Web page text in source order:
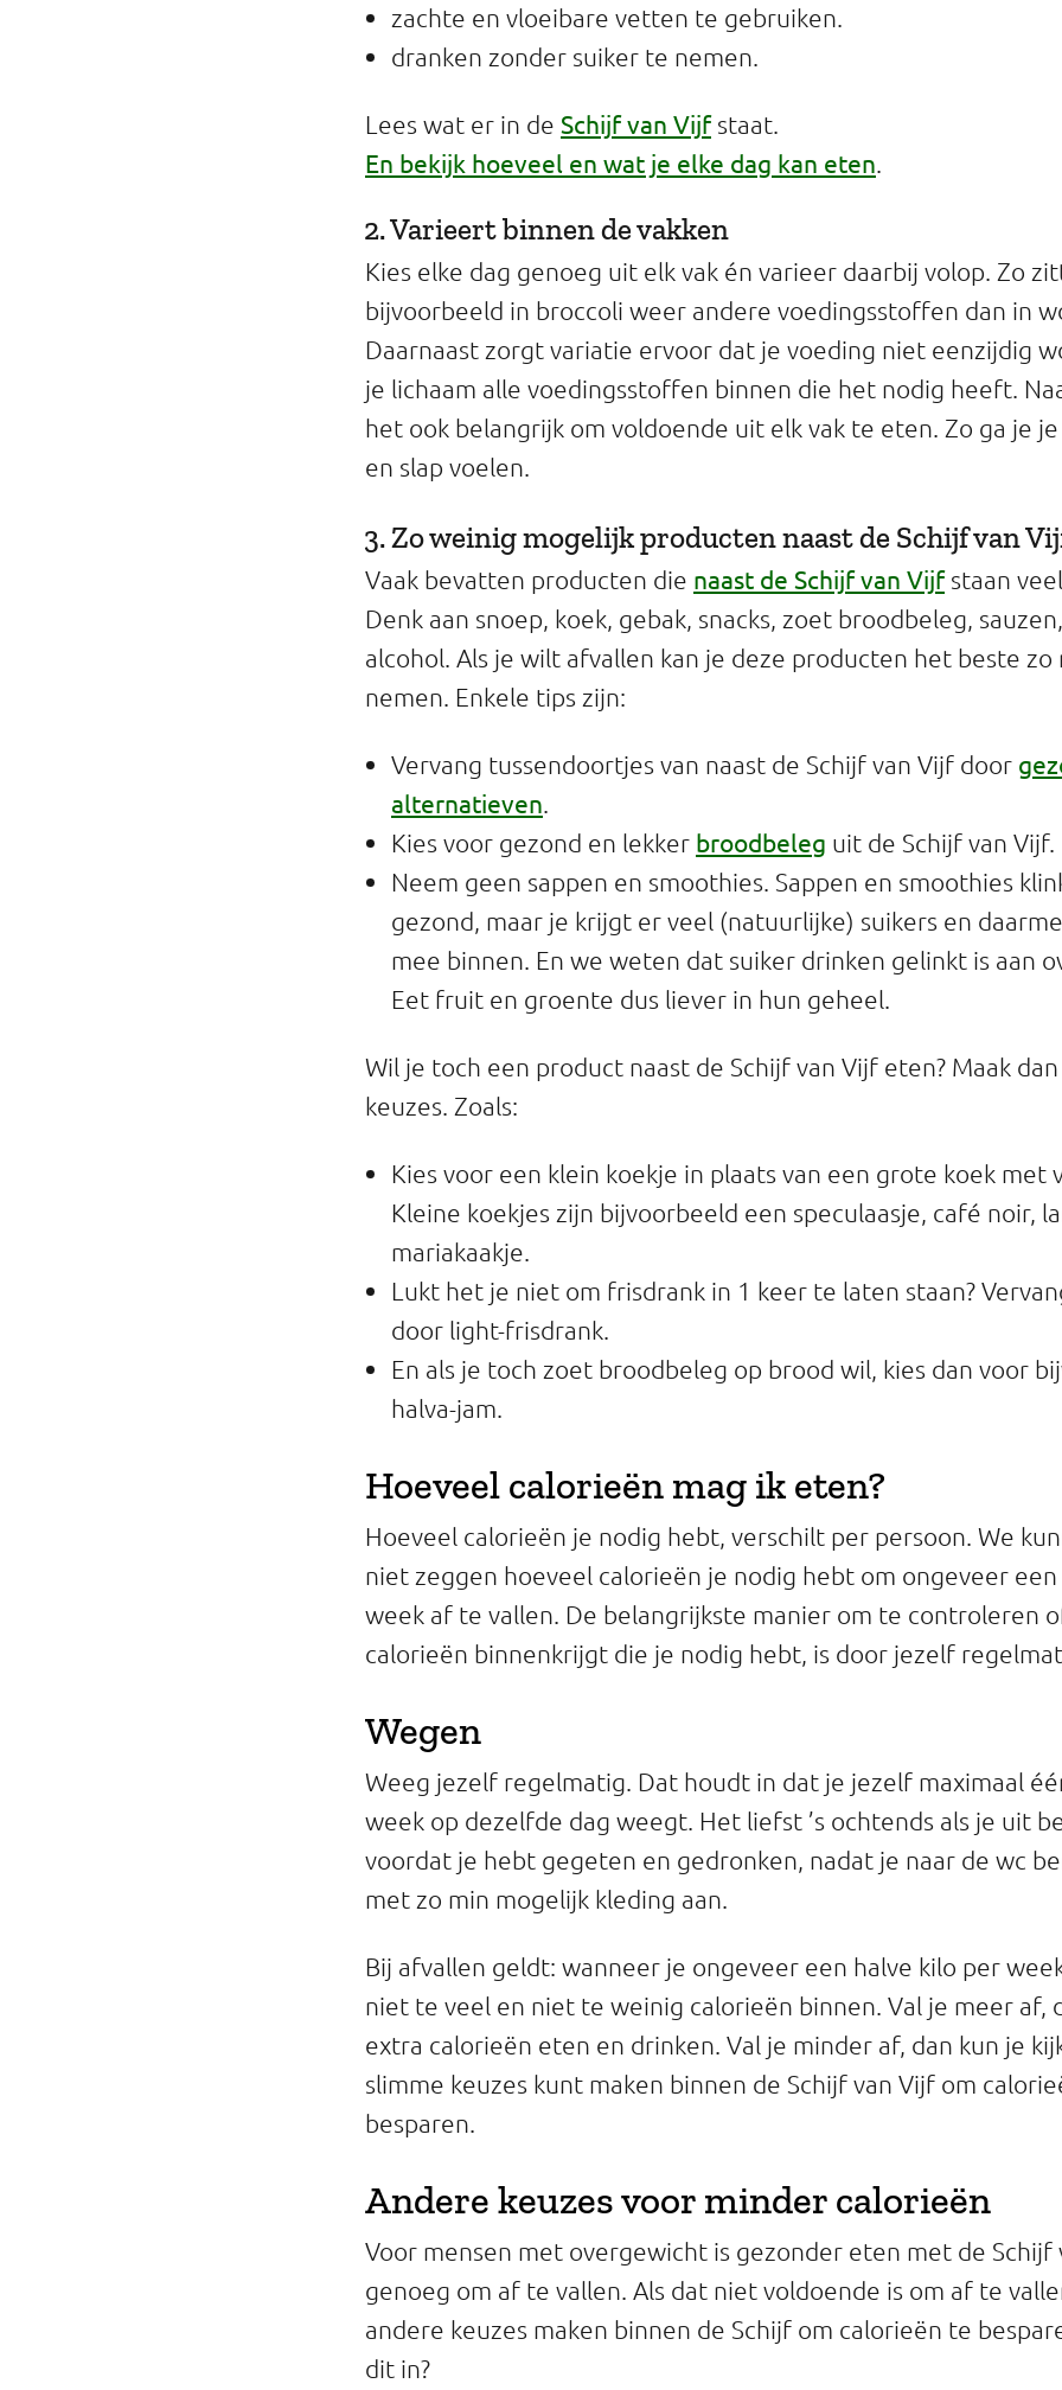
zachte en vloeibare vetten te gebruiken.
dranken zonder suiker te nemen.
Lees wat er in de Schijf van Vijfstaat.
En bekijk hoeveel en wat je elke dag kan eten
2. Varieert binnen de vakken
Kies elke dag genoeg uit elk vak én varieer daarbij volop. Zo
bijvoorbeeld in broccoli weer andere voedingsstoffen dan in
Daarnaast zorgt variatie ervoor dat je voeding niet eenzijdig
je lichaam alle voedingsstoffen binnen die het nodig heeft.
het ook belangrijk om voldoende uit elk vak te eten. Zo ga je
en slap voelen.
3. Zo weinig mogelijk producten naast de Schijf van
Vaak bevatten producten die naast de Schijf van Vijfstaan
Denk aan snoep, koek, gebak, snacks, zoet broodbeleg,
alcohol. Als je wilt afvallen kan je deze producten het beste zo
nemen. Enkele tips zijn:
Vervang tussendoortjes van naast de Schijf van Vijf door
alternatieven
Kies voor gezond en lekker broodbeleg uit de Schijf van Vijf.
Neem geen sappen en smoothies. Sappen en smoothies
gezond, maar je krijgt er veel (natuurlijke) suikers en
mee binnen. En we weten dat suiker drinken gelinkt is aan
Eet fruit en groente dus liever in hun geheel.
Wil je toch een product naast de Schijf van Vijf eten? Maak
keuzes. Zoals:
Kies voor een klein koekje in plaats van een grote koek met
Kleine koekjes zijn bijvoorbeeld een speculaasje, café noir,
mariakaakje.
Lukt het je niet om frisdrank in 1 keer te laten staan?
door light-frisdrank.
En als je toch zoet broodbeleg op brood wil, kies dan voor
halva-jam.
Hoeveel calorieën mag ik eten?
Hoeveel calorieën je nodig hebt, verschilt per persoon. We
niet zeggen hoeveel calorieën je nodig hebt om ongeveer
week af te vallen. De belangrijkste manier om te controleren
calorieën binnenkrijgt die je nodig hebt, is door jezelf
Wegen
Weeg jezelf regelmatig. Dat houdt in dat je jezelf maximaal
week op dezelfde dag weegt. Het liefst ’s ochtends als je uit
voordat je hebt gegeten en gedronken, nadat je naar de wc
met zo min mogelijk kleding aan.
Bij afvallen geldt: wanneer je ongeveer een halve kilo per
niet te veel en niet te weinig calorieën binnen. Val je meer af,
extra calorieën eten en drinken. Val je minder af, dan kun je
slimme keuzes kunt maken binnen de Schijf van Vijf om
besparen.
Andere keuzes voor minder calorieën
Voor mensen met overgewicht is gezonder eten met de Schijf
genoeg om af te vallen. Als dat niet voldoende is om af te
andere keuzes maken binnen de Schijf om calorieën te
dit in?